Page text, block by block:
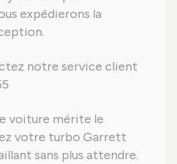
expédierons la
notre service client
voiture mérite le
votre turbo Garrett
sans plus attendre.